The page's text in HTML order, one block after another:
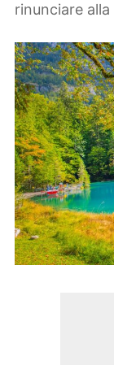
rinunciare alla